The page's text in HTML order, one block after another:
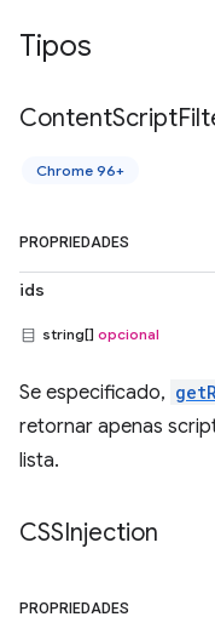
Tipos
ContentScript
Chrome 96+
PROPRIEDADES
ids
string[] opcional
Se especificado,
retornar apenas
lista.
CSSInjection
PROPRIEDADES